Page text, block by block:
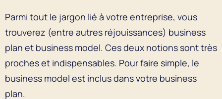
Parmi tout le jargon lié à votre entreprise, vous
trouverez (entre autres réjouissances) business
plan et business model. Ces deux notions sont très
proches et indispensables. Pour faire simple, le
business model est inclus dans votre business
plan.